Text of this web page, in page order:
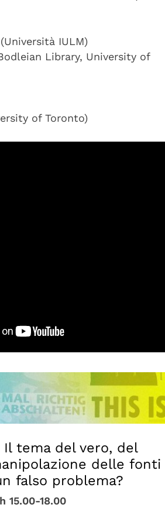
IULM)
Library, University of
of Toronto)
Il tema del vero, del
delle fonti
falso problema?
h 15.00-18.00